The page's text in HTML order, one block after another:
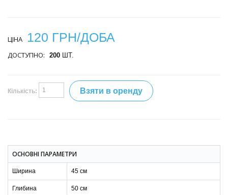
ЦІНА 120 ГРН/ДОБА
ДОСТУПНО: 200 ШТ.
Кількість: Взяти в оренду
ОСНОВНІ ПАРАМЕТРИ
Ширина 45 см
Глибина 50 см